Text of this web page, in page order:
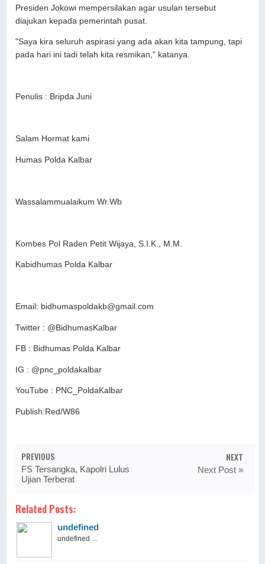
Presiden Jokowi mempersilakan agar usulan tersebut
diajukan kepada pemerintah pusat.
"Saya kira seluruh aspirasi yang ada akan kita tampung, tapi
pada hari ini tadi telah kita resmikan," katanya.
Penulis : Bripda Juni
Salam Hormat kami
Humas Polda Kalbar
Wassalammualaikum Wr.Wb
Kombes Pol Raden Petit Wijaya, S.I.K., M.M.
Kabidhumas Polda Kalbar
Email: bidhumaspoldakb@gmail.com
Twitter : @BidhumasKalbar
FB : Bidhumas Polda Kalbar
IG : @pnc_poldakalbar
YouTube : PNC_PoldaKalbar
Publish:Red/W86
PREVIOUS
FS Tersangka, Kapolri Lulus
Ujian Terberat
NEXT
Next Post »
Related Posts:
undefined
undefined ...